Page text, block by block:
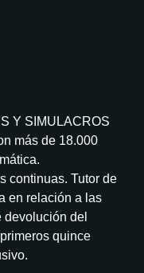
Y SIMULACROS
más de 18.000
continuas. Tutor de
en relación a las
devolución del
quince